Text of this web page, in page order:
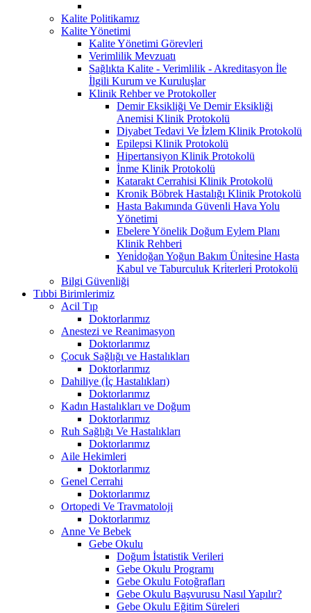
Kalite Politikamız
Kalite Yönetimi
Kalite Yönetimi Görevleri
Verimlilik Mevzuatı
Sağlıkta Kalite - Verimlilik - Akreditasyon İle
İlgili Kurum ve Kuruluşlar
Klinik Rehber ve Protokoller
Demir Eksikliği Ve Demir Eksikliği
Anemisi Klinik Protokolü
Diyabet Tedavi Ve İzlem Klinik Protokolü
Epilepsi Klinik Protokolü
Hipertansiyon Klinik Protokolü
İnme Klinik Protokolü
Katarakt Cerrahisi Klinik Protokolü
Kronik Böbrek Hastalığı Klinik Protokolü
Hasta Bakımında Güvenli Hava Yolu
Yönetimi
Ebelere Yönelik Doğum Eylem Planı
Klinik Rehberi
Yeni̇doğan Yoğun Bakım Üni̇tesi̇ne Hasta
Kabul ve Taburculuk Kri̇terleri̇ Protokolü
Bilgi Güvenliği
Tıbbi Birimlerimiz
Acil Tıp
Doktorlarımız
Anestezi ve Reanimasyon
Doktorlarımız
Çocuk Sağlığı ve Hastalıkları
Doktorlarımız
Dahiliye (İç Hastalıkları)
Doktorlarımız
Kadın Hastalıkları ve Doğum
Doktorlarımız
Ruh Sağlığı Ve Hastalıkları
Doktorlarımız
Aile Hekimleri
Doktorlarımız
Genel Cerrahi
Doktorlarımız
Ortopedi Ve Travmatoloji
Doktorlarımız
Anne Ve Bebek
Gebe Okulu
Doğum İstatistik Verileri
Gebe Okulu Programı
Gebe Okulu Fotoğrafları
Gebe Okulu Başvurusu Nasıl Yapılır?
Gebe Okulu Eğitim Süreleri